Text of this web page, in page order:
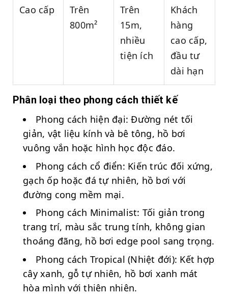
Cao cấp
Trên
800m²
Trên
15m,
nhiều
tiện ích
Khách
hàng
cao cấp,
đầu tư
dài hạn
Phân loại theo phong cách thiết kế
Phong cách hiện đại: Đường nét tối
giản, vật liệu kính và bê tông, hồ bơi
vuông vắn hoặc hình học độc đáo.
Phong cách cổ điển: Kiến trúc đối xứng,
gạch ốp hoặc đá tự nhiên, hồ bơi với
đường cong mềm mại.
Phong cách Minimalist: Tối giản trong
trang trí, màu sắc trung tính, không gian
thoáng đãng, hồ bơi edge pool sang trọng.
Phong cách Tropical (Nhiệt đới): Kết hợp
cây xanh, gỗ tự nhiên, hồ bơi xanh mát
hòa mình với thiên nhiên.